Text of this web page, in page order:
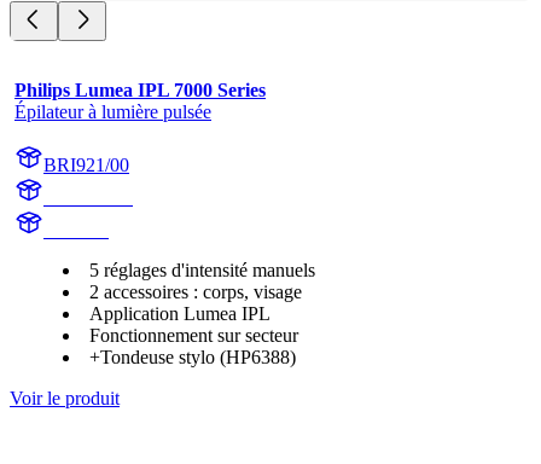
Philips Lumea IPL 7000 Series
Épilateur à lumière pulsée
BRI921/00
5 réglages d'intensité manuels
2 accessoires : corps, visage
Application Lumea IPL
Fonctionnement sur secteur
+Tondeuse stylo (HP6388)
Voir le produit